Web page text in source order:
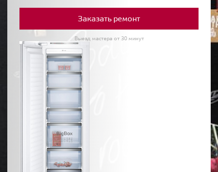
Заказать ремонт
Выезд мастера от 30 минут